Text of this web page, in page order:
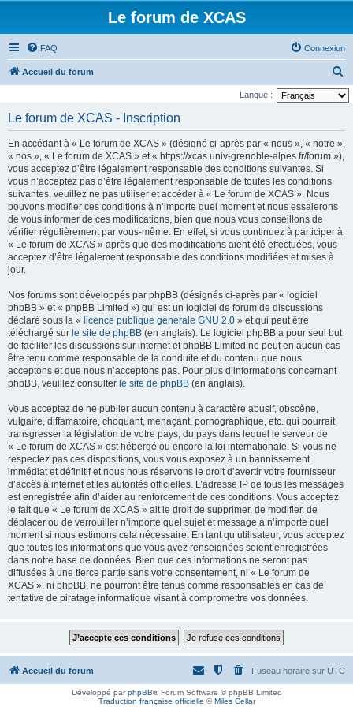
Le forum de XCAS
FAQ Connexion
Accueil du forum
e
e
Langue :
Le forum de XCAS - Inscription
En accédant à « Le forum de XCAS » (désigné ci-après par « nous », « notre »,
« nos », « Le forum de XCAS » et « https://xcas.univ-grenoble-alpes.fr/forum »),
vous acceptez d’être légalement responsable des conditions suivantes. Si
vous n’acceptez pas d’être légalement responsable de toutes les conditions
suivantes, veuillez ne pas utiliser et accéder à « Le forum de XCAS ». Nous
pouvons modifier ces conditions à n’importe quel moment et nous essaierons
de vous informer de ces modifications, bien que nous vous conseillons de
vérifier régulièrement par vous-même. En effet, si vous continuez à participer à
« Le forum de XCAS » après que des modifications aient été effectuées, vous
acceptez d’être légalement responsable des conditions modifiées et mises à
jour.
Nos forums sont développés par phpBB (désignés ci-après par « logiciel
phpBB » et « phpBB Limited ») qui est un logiciel de forum de discussions
déclaré sous la « licence publique générale GNU 2.0 » et qui peut être
téléchargé sur le site de phpBB (en anglais). Le logiciel phpBB a pour seul but
de faciliter les discussions sur internet et phpBB Limited ne peut en aucun cas
être tenu comme responsable de la conduite et du contenu que nous
acceptons et que nous n’acceptons pas. Pour plus d’informations concernant
phpBB, veuillez consulter le site de phpBB (en anglais).
Vous acceptez de ne publier aucun contenu à caractère abusif, obscène,
vulgaire, diffamatoire, choquant, menaçant, pornographique, etc. qui pourrait
transgresser la législation de votre pays, du pays dans lequel le serveur de
« Le forum de XCAS » est hébergé ou encore la loi internationale. Si vous ne
respectez pas ces dispositions, vous vous exposez à un bannissement
immédiat et définitif et nous nous réservons le droit d’avertir votre fournisseur
d’accès à internet et les autorités officielles. L’adresse IP de tous les messages
est enregistrée afin d’aider au renforcement de ces conditions. Vous acceptez
le fait que « Le forum de XCAS » ait le droit de supprimer, de modifier, de
déplacer ou de verrouiller n’importe quel sujet et message à n’importe quel
moment si nous estimons cela nécessaire. En tant qu’utilisateur, vous acceptez
que toutes les informations que vous avez renseignées soient enregistrées
dans notre base de données. Bien que ces informations ne seront pas
diffusées à une tierce partie sans votre consentement, ni « Le forum de
XCAS », ni phpBB, ne pourront être tenus comme responsables en cas de
tentative de piratage informatique visant à compromettre vos données.
Accueil du forum Fuseau horaire sur UTC
Développé parphpBB® Forum Software © phpBB Limited
Traduction française officielle ©Miles Cellar